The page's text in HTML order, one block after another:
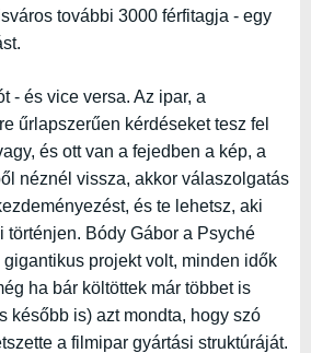
további 3000 férfitagja - egy
- és vice versa. Az ipar, a
űrlapszerűen kérdéseket tesz fel
és ott van a fejedben a kép, a
néznél vissza, akkor válaszolgatás
és te lehetsz, aki
történjen. Bódy Gábor a Psyché
projekt volt, minden idők
ha bár költöttek már többet is
később is) azt mondta, hogy szó
a filmipar gyártási struktúráját.